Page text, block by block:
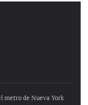
metro de Nueva York